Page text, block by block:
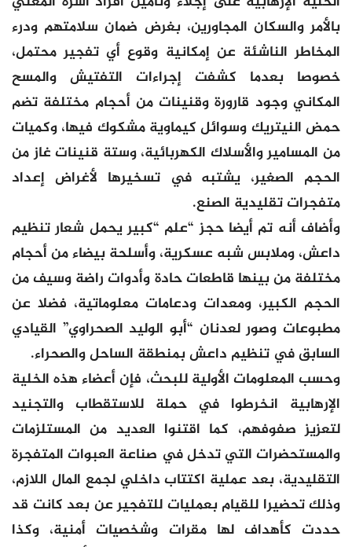
بالأمر والسكان المجاورين، بغرض ضمان سلامتهم ودرء
المخاطر الناشئة عن إمكانية وقوع أي تفجير محتمل،
خصوصا بعدما كشفت إجراءات التفتيش والمسح
المكاني وجود قارورة وقنينات من أحجام مختلفة تضم
حمض النيتريك وسوائل كيماوية مشكوك فيها، وكميات
من المسامير والأسلاك الكهربائية، وستة قنينات غاز من
الحجم الصغير، يشتبه في تسخيرها لأغراض إعداد
متفجرات تقليدية الصنع.
وأضاف أنه تم أيضا حجز “علم “كبير يحمل شعار تنظيم
داعش، وملابس شبه عسكرية، وأسلحة بيضاء من أحجام
مختلفة من بينها قاطعات حادة وأدوات راضة وسيف من
الحجم الكبير، ومعدات ودعامات معلوماتية، فضلا عن
مطبوعات وصور لعدنان “أبو الوليد الصحراوي” القيادي
السابق في تنظيم داعش بمنطقة الساحل والصحراء.
وحسب المعلومات الأولية للبحث، فإن أعضاء هذه الخلية
الإرهابية انخرطوا في حملة للاستقطاب والتجنيد
لتعزيز صفوفهم، كما اقتنوا العديد من المستلزمات
والمستحضرات التي تدخل في صناعة العبوات المتفجرة
التقليدية، بعد عملية اكتتاب داخلي لجمع المال اللازم،
وذلك تحضيرا للقيام بعمليات للتفجير عن بعد كانت قد
حددت كأهداف لها مقرات وشخصيات أمنية، وكذا